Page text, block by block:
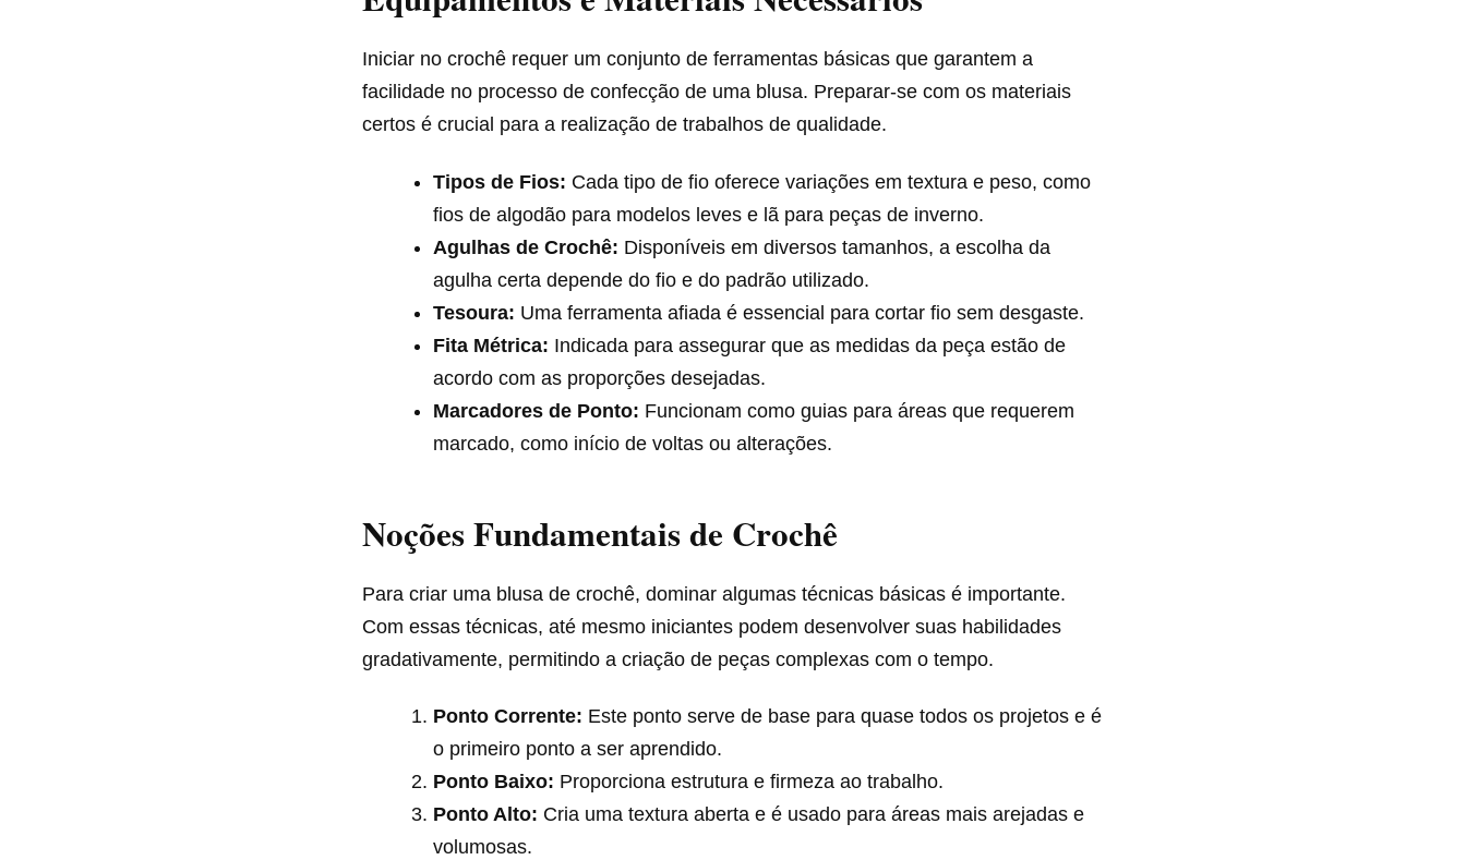
Iniciar no crochê requer um conjunto de ferramentas básicas que garantem a
facilidade no processo de confecção de uma blusa. Preparar-se com os materiais
certos é crucial para a realização de trabalhos de qualidade.
Tipos de Fios: Cada tipo de fio oferece variações em textura e peso, como
fios de algodão para modelos leves e lã para peças de inverno.
Agulhas de Crochê: Disponíveis em diversos tamanhos, a escolha da
agulha certa depende do fio e do padrão utilizado.
Tesoura: Uma ferramenta afiada é essencial para cortar fio sem desgaste.
Fita Métrica: Indicada para assegurar que as medidas da peça estão de
acordo com as proporções desejadas.
Marcadores de Ponto: Funcionam como guias para áreas que requerem
marcado, como início de voltas ou alterações.
Noções Fundamentais de Crochê
Para criar uma blusa de crochê, dominar algumas técnicas básicas é importante.
Com essas técnicas, até mesmo iniciantes podem desenvolver suas habilidades
gradativamente, permitindo a criação de peças complexas com o tempo.
Ponto Corrente: Este ponto serve de base para quase todos os projetos e é
o primeiro ponto a ser aprendido.
Ponto Baixo: Proporciona estrutura e firmeza ao trabalho.
Ponto Alto: Cria uma textura aberta e é usado para áreas mais arejadas e
volumosas.